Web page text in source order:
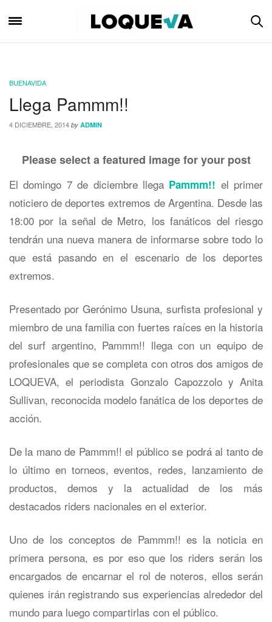
BUENAVIDA
Llega Pammm!!
4 DICIEMBRE, 2014 by ADMIN
Please select a featured image for your post
El domingo 7 de diciembre llega Pammm!! el primer
noticiero de deportes extremos de Argentina. Desde las
18:00 por la señal de Metro, los fanáticos del riesgo
tendrán una nueva manera de informarse sobre todo lo
que está pasando en el escenario de los deportes
extremos.
Presentado por Gerónimo Usuna, surfista profesional y
miembro de una familia con fuertes raíces en la historia
del surf argentino, Pammm!! llega con un equipo de
profesionales que se completa con otros dos amigos de
LOQUEVA, el periodista Gonzalo Capozzolo y Anita
Sullivan, reconocida modelo fanática de los deportes de
acción.
De la mano de Pammm!! el público se podrá al tanto de
lo último en torneos, eventos, redes, lanzamiento de
productos, demos y la actualidad de los más
destacados riders nacionales en el exterior.
Uno de los conceptos de Pammm!! es la noticia en
primera persona, es por eso que los riders serán los
encargados de encarnar el rol de noteros, ellos serán
quienes irán registrando sus experiencias alrededor del
mundo para luego compartirlas con el público.